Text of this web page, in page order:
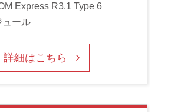
Express R3.1 Type 6
ュール
詳細はこちら